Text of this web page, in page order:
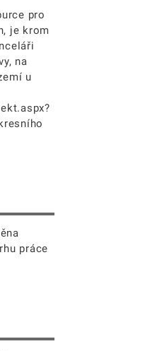
pro
je krom
na
u
práce